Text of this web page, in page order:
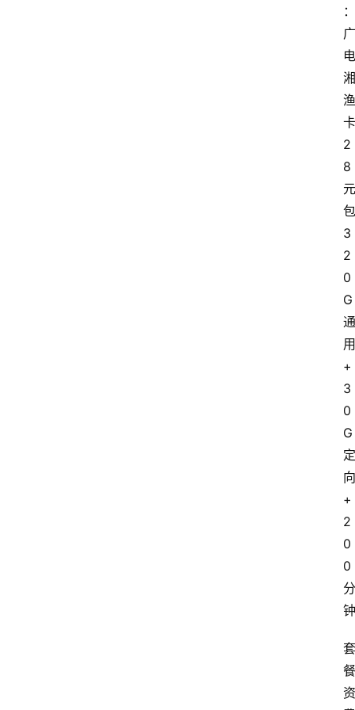
：
广
电
湘
渔
卡
2
8
元
包
3
2
0
G
通
用
+
3
0
G
定
向
+
2
0
0
分
钟
套
餐
资